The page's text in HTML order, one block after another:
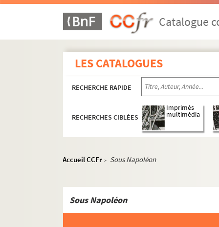
Catalogue
LES CATALOGUES
RECHERCHE RAPIDE
RECHERCHES CIBLÉES
Imprimés
multimédia
Accueil CCFr > Sous Napoléon
Sous Napoléon
ORG C.3/1. Partitions de
ORG C.3/1. Partitions de Chatau,
ORG C.3/2. Partitions de Chausson,
ORG C.3/2. Partitions de
ORG C.3/2. Partitions de Chenal,
ORG C.3/2. Partitions de Cheret, P.
ORG C.3/2. Partitions de Chopin,
ORG C.3/2. Partitions de Chrétien,
Ah ! Si les femmes...
L'alphabet du poilu